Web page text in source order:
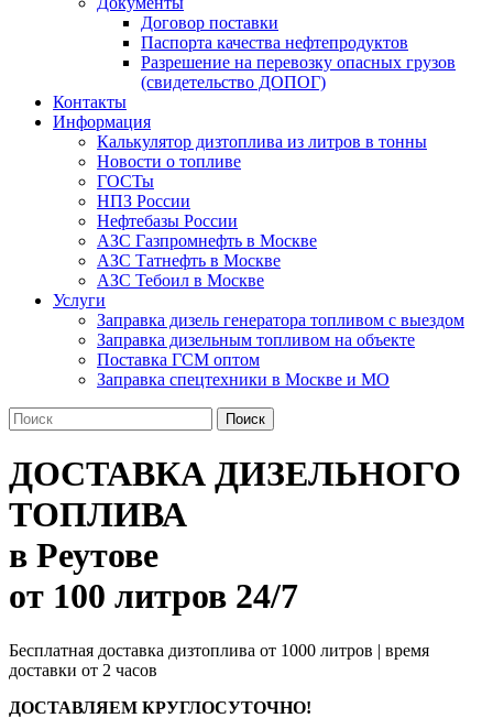
Договор поставки
Паспорта качества нефтепродуктов
Разрешение на перевозку опасных грузов
(свидетельство ДОПОГ)
Контакты
Информация
Калькулятор дизтоплива из литров в тонны
Новости о топливе
ГОСТы
НПЗ России
Нефтебазы России
АЗС Газпромнефть в Москве
АЗС Татнефть в Москве
АЗС Тебоил в Москве
Услуги
Заправка дизель генератора топливом с выездом
Заправка дизельным топливом на объекте
Поставка ГСМ оптом
Заправка спецтехники в Москве и МО
Поиск
ДОСТАВКА ДИЗЕЛЬНОГО
ТОПЛИВА
в Реутове
от 100 литров 24/7
Бесплатная доставка дизтоплива от 1000 литров | время
доставки от 2 часов
ДОСТАВЛЯЕМ КРУГЛОСУТОЧНО!